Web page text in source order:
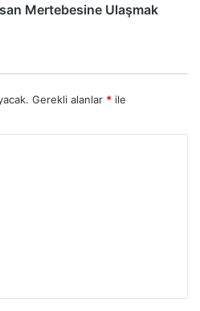
Mertebesine Ulaşmak
Gerekli alanlar * ile